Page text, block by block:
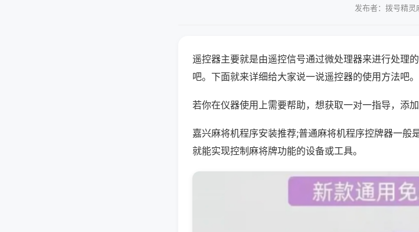
发布者：拨号精灵
遥控器主要就是由遥控信号通过微处理器来进行处理
吧。下面就来详细给大家说一说遥控器的使用方法吧。
若你在仪器使用上需要帮助，想获取一对一指导，添
嘉兴麻将机程序安装推荐;普通麻将机程序控牌器一般
就能实现控制麻将牌功能的设备或工具。